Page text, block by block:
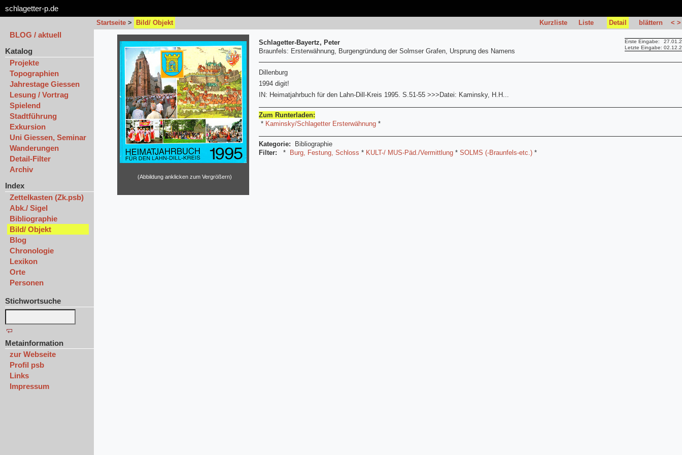
schlagetter-p.de
Startseite > Bild/ Objekt Kurzliste Liste Detail blättern < >
BLOG / aktuell
Katalog
Projekte
Topographien
Jahrestage Giessen
Lesung / Vortrag
Spielend
Stadtführung
Exkursion
Uni Giessen, Seminar
Wanderungen
Detail-Filter
Archiv
Index
Zettelkasten (Zk.psb)
Abk./ Sigel
Bibliographie
Bild/ Objekt
Blog
Chronologie
Lexikon
Orte
Personen
Stichwortsuche
Metainformation
zur Webseite
Profil psb
Links
Impressum
(Abbildung anklicken zum Vergrößern)
Erste Eingabe:
Letzte Eingabe:
Schlagetter-Bayertz, Peter
Braunfels: Ersterwähnung, Burgengründung der Solmser Grafen, Ursprung des Namens
Dillenburg
1994 digit!
IN: Heimatjahrbuch für den Lahn-Dill-Kreis 1995. S.51-55 >>>Datei: Kaminsky, H.H...
Zum Runterladen:
* Kaminsky/Schlagetter Ersterwähnung *
Kategorie:
Bibliographie
Filter:
* Burg, Festung, Schloss * KULT-/ MUS-Päd./Vermittlung * SOLMS (-Braunfels-etc.) *